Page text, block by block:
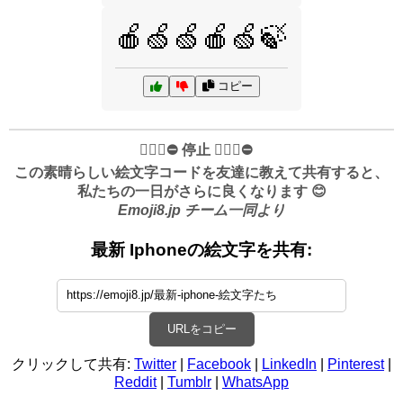
🍎🍏🍏🍎🍏🍃
コピー
✋🏻🛑⛔️ 停止 ✋🏻🛑⛔️
この素晴らしい絵文字コードを友達に教えて共有すると、
私たちの一日がさらに良くなります 😊
Emoji8.jp チーム一同より
最新 Iphoneの絵文字を共有:
URLをコピー
クリックして共有: Twitter Facebook LinkedIn Pinterest|
Reddit| Tumblr WhatsApp